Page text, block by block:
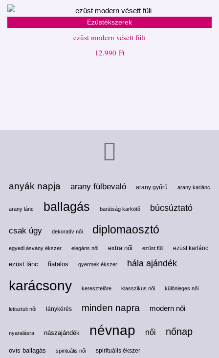
Ezüstékszerek
ezüst modern vésett füli
12.990 Ft
anyák napja arany fülbevaló arany gyűrű arany karlánc
arany lánc ballagás barátság karkötő búcsúztató
csak úgy dekoratív női diplomaosztó
egyedi ásvány ékszer elegáns női extra női ezüst füli ezüst karlánc
ezüst lánc fiatalos gyermek ékszer hála ajándék
karácsony keresztelőre klasszikus női különleges női
letisztult női lánykérés minden napra modern női
nyaralásra nászajándék névnap női nőnap
ovis ballagás spirituális női spirituális ékszer